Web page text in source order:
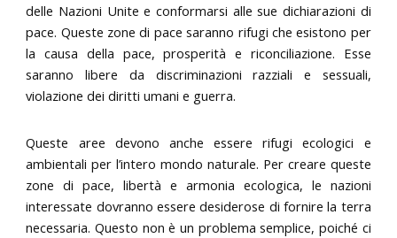
delle Nazioni Unite e conformarsi alle sue dichiarazioni di
pace. Queste zone di pace saranno rifugi che esistono per
la causa della pace, prosperità e riconciliazione. Esse
saranno libere da discriminazioni razziali e sessuali,
violazione dei diritti umani e guerra.
Queste aree devono anche essere rifugi ecologici e
ambientali per l’intero mondo naturale. Per creare queste
zone di pace, libertà e armonia ecologica, le nazioni
interessate dovranno essere desiderose di fornire la terra
necessaria. Questo non è un problema semplice, poiché ci